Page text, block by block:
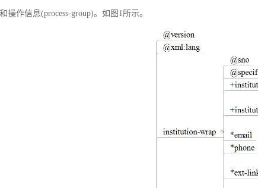
操作信息(process-group)。如图1所示。